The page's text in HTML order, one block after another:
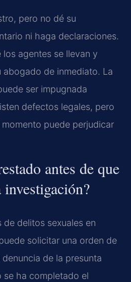
pero no dé su
ni haga declaraciones.
agentes se llevan y
abogado de inmediato. La
ser impugnada
defectos legales, pero
puede perjudicar
antes de que
de delitos sexuales en
solicitar una orden de
de la presunta
se ha completado el